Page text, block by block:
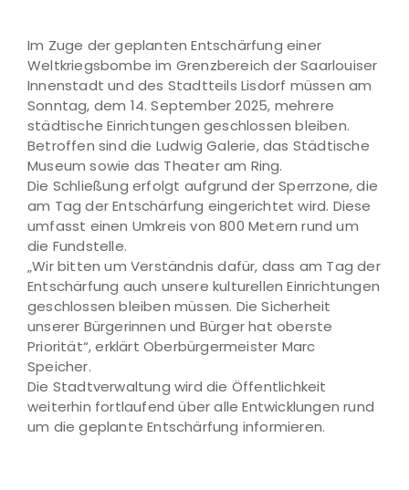
Im Zuge der geplanten Entschärfung einer
Weltkriegsbombe im Grenzbereich der Saarlouiser
Innenstadt und des Stadtteils Lisdorf müssen am
Sonntag, dem 14. September 2025, mehrere
städtische Einrichtungen geschlossen bleiben.
Betroffen sind die Ludwig Galerie, das Städtische
Museum sowie das Theater am Ring.
Die Schließung erfolgt aufgrund der Sperrzone, die
am Tag der Entschärfung eingerichtet wird. Diese
umfasst einen Umkreis von 800 Metern rund um
die Fundstelle.
„Wir bitten um Verständnis dafür, dass am Tag der
Entschärfung auch unsere kulturellen Einrichtungen
geschlossen bleiben müssen. Die Sicherheit
unserer Bürgerinnen und Bürger hat oberste
Priorität“, erklärt Oberbürgermeister Marc
Speicher.
Die Stadtverwaltung wird die Öffentlichkeit
weiterhin fortlaufend über alle Entwicklungen rund
um die geplante Entschärfung informieren.